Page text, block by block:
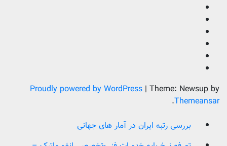
Proudly powered by WordPress | Theme: Newsup by
Themeansar
.
بررسی رتبه ایران در آمار های جهانی